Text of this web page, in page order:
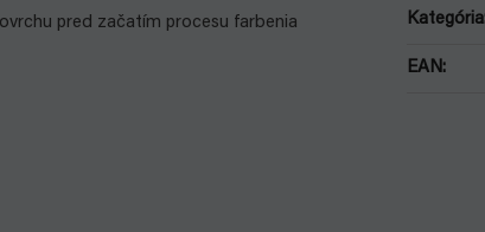
pred začatím procesu farbenia
Kategória
EAN: